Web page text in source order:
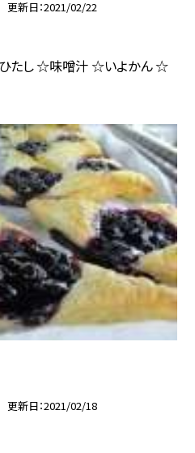
更新日 2021/02/22
たし ☆味噌汁 ☆いよかん ☆
更新日 2021/02/18